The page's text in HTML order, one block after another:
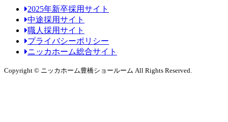
2025年新卒採用サイト
中途採用サイト
職人採用サイト
プライバシーポリシー
ニッカホーム総合サイト
Copyright © ニッカホーム豊橋ショールーム All Rights Reserved.